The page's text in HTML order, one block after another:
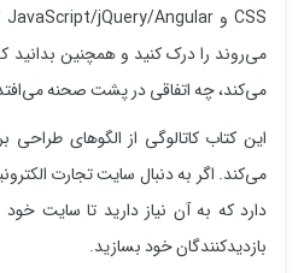
می‌روند را درک کنید و همچنین
می‌کند، چه اتفاقی در پشت صحنه
این کتاب کاتالوگی از الگوهای
می‌کند. اگر به دنبال سایت تجارت
دارد که به آن نیاز دارید تا سایت
بازدیدکنندگان خود بسازید.